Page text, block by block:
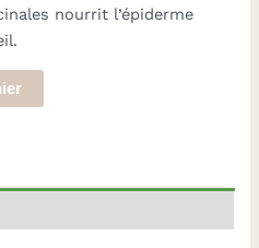
nourrit l’épiderme